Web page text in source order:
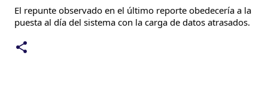
El repunte observado en el último reporte obedecería a la
puesta al día del sistema con la carga de datos atrasados.